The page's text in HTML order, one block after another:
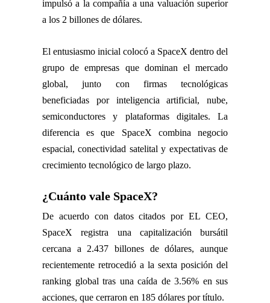
impulsó a la compañía a una valuación superior
a los 2 billones de dólares.
El entusiasmo inicial colocó a SpaceX dentro del
grupo de empresas que dominan el mercado
global, junto con firmas tecnológicas
beneficiadas por inteligencia artificial, nube,
semiconductores y plataformas digitales. La
diferencia es que SpaceX combina negocio
espacial, conectividad satelital y expectativas de
crecimiento tecnológico de largo plazo.
¿Cuánto vale SpaceX?
De acuerdo con datos citados por EL CEO,
SpaceX registra una capitalización bursátil
cercana a 2.437 billones de dólares, aunque
recientemente retrocedió a la sexta posición del
ranking global tras una caída de 3.56% en sus
acciones, que cerraron en 185 dólares por título.